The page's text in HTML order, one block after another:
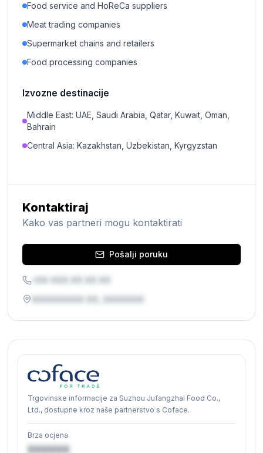
Food service and HoReCa suppliers
Meat trading companies
Supermarket chains and retailers
Food processing companies
Izvozne destinacije
Middle East: UAE, Saudi Arabia, Qatar, Kuwait, Oman,
Bahrain
Central Asia: Kazakhstan, Uzbekistan, Kyrgyzstan
Kontaktiraj
Kako vas partneri mogu kontaktirati
Pošalji poruku
Trgovinske informacije za Suzhou Jufangzhai Food Co.,
Ltd., dostupne kroz naše partnerstvo s Coface.
Brza ocjena
XXXXXX